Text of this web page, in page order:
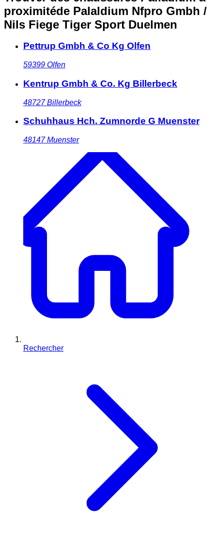
proximitéde Palaldium Nfpro Gmbh /
Nils Fiege Tiger Sport Duelmen
Pettrup Gmbh & Co Kg Olfen
59399 Olfen
Kentrup Gmbh & Co. Kg Billerbeck
48727 Billerbeck
Schuhhaus Hch. Zumnorde G Muenster
48147 Muenster
Rechercher